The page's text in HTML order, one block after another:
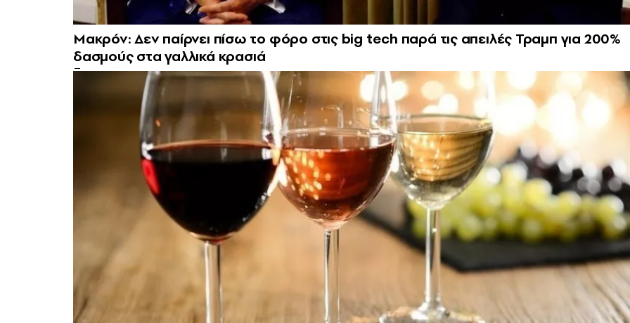
Μακρόν: Δεν παίρνει πίσω το φόρο στις big tech παρά τις απειλές Τραμπ για 200%
δασμούς στα γαλλικά κρασιά